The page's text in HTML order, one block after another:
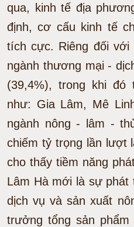
qua, kinh tế địa
định, cơ cấu kinh tế
tích cực. Riêng đối với
ngành thương mại -
(39,4%), trong khi đó
như: Gia Lâm, Mê
ngành nông - lâm -
chiếm tỷ trọng lần lượt
cho thấy tiềm năng
Lâm Hà mới là sự
dịch vụ và sản xuất
trưởng tổng sản